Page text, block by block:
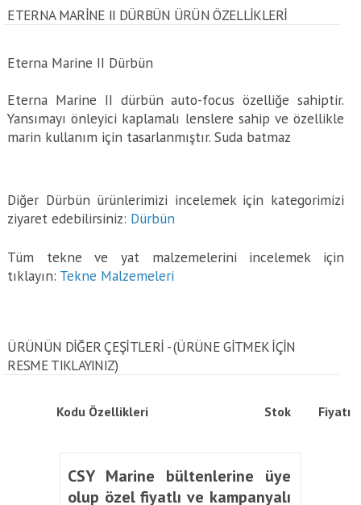
ETERNA MARINE II DÜRBÜN ÜRÜN ÖZELLİKLERİ
Eterna Marine II Dürbün
Eterna Marine II dürbün auto-focus özelliğe sahiptir.
Yansımayı önleyici kaplamalı lenslere sahip ve özellikle
marin kullanım için tasarlanmıştır. Suda batmaz
Diğer Dürbün ürünlerimizi incelemek için kategorimizi
ziyaret edebilirsiniz: Dürbün
Tüm tekne ve yat malzemelerini incelemek için
tıklayın: Tekne Malzemeleri
ÜRÜNÜN DİĞER ÇEŞİTLERİ - (ÜRÜNE GITMEK IÇIN
RESME TIKLAYINIZ)
Kodu Özellikleri Stok Fiyatı
CSY Marine bültenlerine üye
olup özel fiyatlı ve kampanyalı